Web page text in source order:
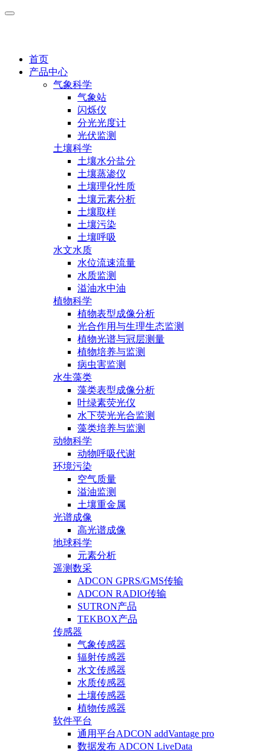
首页
产品中心
气象科学
气象站
闪烁仪
分光光度计
光伏监测
土壤科学
土壤水分盐分
土壤蒸渗仪
土壤理化性质
土壤元素分析
土壤取样
土壤污染
土壤呼吸
水文水质
水位流速流量
水质监测
溢油水中油
植物科学
植物表型成像分析
光合作用与生理生态监测
植物光谱与冠层测量
植物培养与监测
病虫害监测
水生藻类
藻类表型成像分析
叶绿素荧光仪
水下荧光光合监测
藻类培养与监测
动物科学
动物呼吸代谢
环境污染
空气质量
溢油监测
土壤重金属
光谱成像
高光谱成像
地球科学
元素分析
遥测数采
ADCON GPRS/GMS传输
ADCON RADIO传输
SUTRON产品
TEKBOX产品
传感器
气象传感器
辐射传感器
水文传感器
水质传感器
土壤传感器
植物传感器
软件平台
通用平台ADCON addVantage pro
数据发布 ADCON LiveData